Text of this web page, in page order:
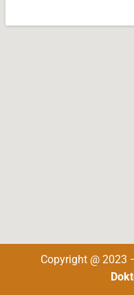
Copyright @ 2023